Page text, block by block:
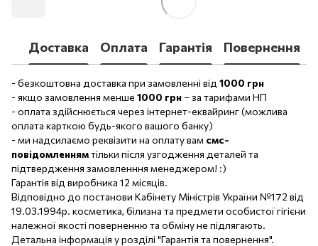
Доставка Оплата Гарантія Повернення
- безкоштовна доставка при замовленні від 1000 грн
- якщо замовлення менше 1000 грн– за тарифами НП
- оплата здійснюється через інтернет-еквайринг (можлива
оплата карткою будь-якого вашого банку)
- ми надсилаємо реквізити на оплату вам смс-
повідомленнямтільки після узгодження деталей та
підтвердження замовленння менеджером! :)
Гарантія від виробника 12 місяців.
Відповідно до постанови Кабінету Міністрів України №172 від
19.03.1994р. косметика, білизна та предмети особистої гігієни
належної якості поверненню та обміну не підлягають.
Детальна інформація у розділі "Гарантія та повернення".